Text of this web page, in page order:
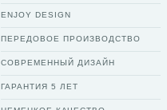
ENJOY DESIGN
ПЕРЕДОВОЕ ПРОИЗВОДСТВО
СОВРЕМЕННЫЙ ДИЗАЙН
ГАРАНТИЯ 5 ЛЕТ